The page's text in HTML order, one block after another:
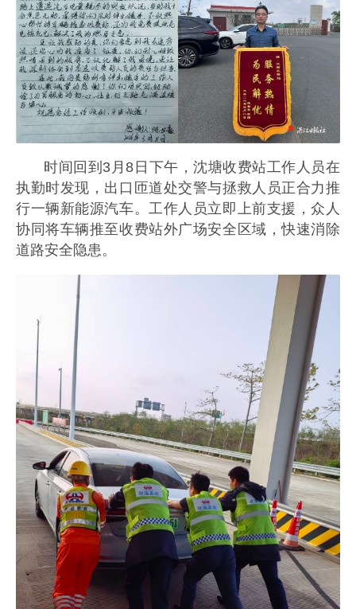
时间回到3月8日下午，沈塘收费站工作人员在
执勤时发现，出口匝道处交警与拯救人员正合力推
行一辆新能源汽车。工作人员立即上前支援，众人
协同将车辆推至收费站外广场安全区域，快速消除
道路安全隐患。